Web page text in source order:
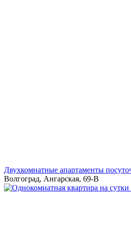
Двухкомнатные апартаменты
Волгоград, Ангарская, 69-В